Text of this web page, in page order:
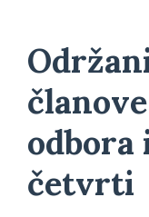
odbora
četvrti